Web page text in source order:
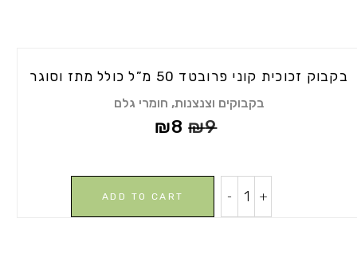
בקבוק זכוכית קוני פרובטד 50 מ”ל כולל מתז וסוגר
בקבוקים וצנצנות, חומרי גלם
₪9
₪8
- +
ADD TO CART